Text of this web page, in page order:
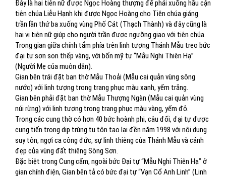
Đây là hai tiên nữ được Ngọc Hoàng thượng đế phái xuống hầu cận
tiên chúa Liễu Hạnh khi được Ngọc Hoàng cho Tiên chúa giáng
trần lần thứ ba xuống vùng Phố Cát (Thạch Thành) và đây cũng là
hai vị tiên nữ giúp cho người trần được ngưỡng giao với tiên chúa.
Trong gian giữa chính tẩm phía trên linh tượng Thánh Mẫu treo bức
đại tự sơn son thếp vàng, với bốn mỹ tự “Mẫu Nghi Thiên Hạ”
(Người Mẹ của muôn dân).
Gian bên trái đặt ban thờ Mẫu Thoải (Mẫu cai quản vùng sông
nước) với linh tượng trong trang phục màu xanh, yếm trắng.
Gian bên phải đặt ban thờ Mẫu Thượng Ngàn (Mẫu cai quản vùng
núi rừng) với linh tượng trong trang phục màu vàng, yếm đỏ.
Trong các cung thờ có hơn 40 bức hoành phi, câu đối, đại tự được
cung tiến trong dịp trùng tu tôn tạo lại đền năm 1998 với nội dung
suy tôn, ngợi ca công đức, sự linh thiêng của Thánh Mẫu và cảnh
đẹp của vùng đất thiêng Sòng Sơn.
Đặc biệt trong Cung cấm, ngoài bức Đại tự “Mẫu Nghi Thiên Hạ” ở
gian chính điện, Gian bên tả có bức đại tự “Vạn Cổ Anh Linh” (Linh